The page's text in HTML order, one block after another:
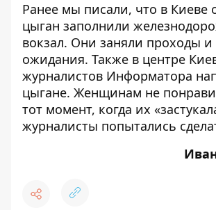
Ранее мы писали, что в Киеве
цыган заполнили
вокзал. Они заняли проходы и
ожидания. Также в центре
журналистов Информатора
цыгане. Женщинам не
тот момент, когда их
журналисты попытались